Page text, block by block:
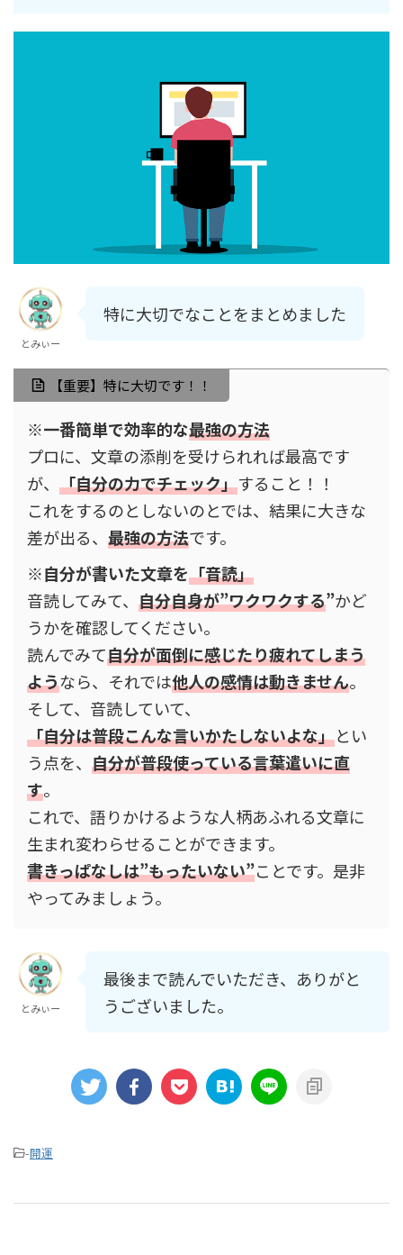
とみぃー
特に大切でなことをまとめました
【重要】特に大切です！！
※一番簡単で効率的な最強の方法
プロに、文章の添削を受けられれば最高です
が、 「自分の力でチェック」すること！！
これをするのとしないのとでは、結果に大きな
差が出る、 最強の方法です。
※自分が書いた文章を「音読」
音読してみて、 自分自身が”ワクワクする”かど
うかを確認してください。
読んでみて自分が面倒に感じたり疲れてしまう
ようなら、それでは他人の感情は動きません。
そして、音読していて、
「自分は普段こんな言いかたしないよな」とい
う点を、 自分が普段使っている言葉遣いに直
す。
これで、語りかけるような人柄あふれる文章に
生まれ変わらせることができます。
書きっぱなしは”もったいない”ことです。是非
やってみましょう。
とみぃー
最後まで読んでいただき、ありがと
うございました。
-開運